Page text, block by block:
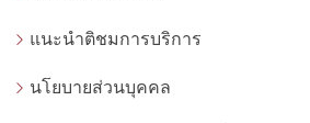
แนะนำติชมการบริการ
นโยบายส่วนบุคคล